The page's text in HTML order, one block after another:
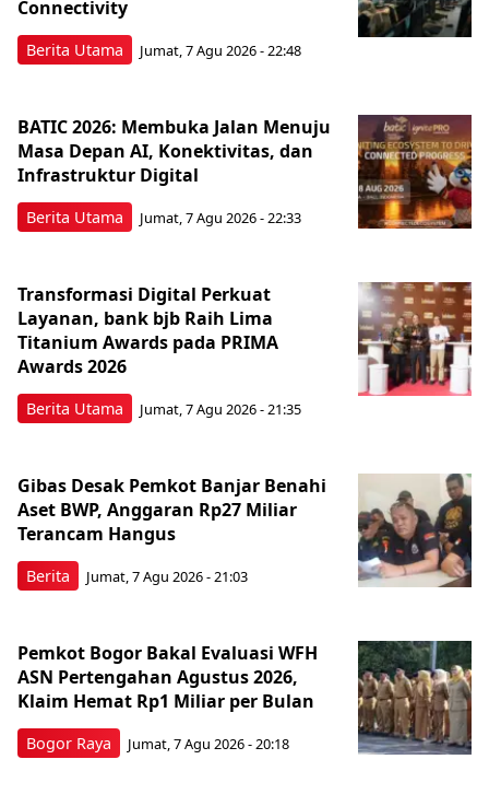
Berita Utama
Connectivity
Jumat, 7 Agu 2026 - 22:48
Berita Utama
BATIC 2026: Membuka Jalan Menuju
Masa Depan AI, Konektivitas, dan
Infrastruktur Digital
Jumat, 7 Agu 2026 - 22:33
Berita Utama
Transformasi Digital Perkuat
Layanan, bank bjb Raih Lima
Titanium Awards pada PRIMA
Awards 2026
Jumat, 7 Agu 2026 - 21:35
Berita
Gibas Desak Pemkot Banjar Benahi
Aset BWP, Anggaran Rp27 Miliar
Terancam Hangus
Jumat, 7 Agu 2026 - 21:03
Bogor Raya
Pemkot Bogor Bakal Evaluasi WFH
ASN Pertengahan Agustus 2026,
Klaim Hemat Rp1 Miliar per Bulan
Jumat, 7 Agu 2026 - 20:18